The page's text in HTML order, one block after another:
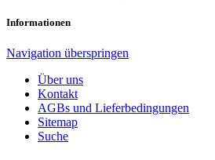
Informationen
Navigation überspringen
Über uns
Kontakt
AGBs und Lieferbedingungen
Sitemap
Suche